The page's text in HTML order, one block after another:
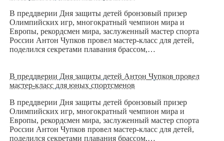
В преддверии Дня защиты детей бронзовый призер
Олимпийских игр, многократный чемпион мира и
Европы, рекордсмен мира, заслуженный мастер спорта
России Антон Чупков провел мастер-класс для детей,
поделился секретами плавания брассом,…
В преддверии Дня защиты детей Антон Чупков провел
мастер-класс для юных спортсменов
В преддверии Дня защиты детей бронзовый призер
Олимпийских игр, многократный чемпион мира и
Европы, рекордсмен мира, заслуженный мастер спорта
России Антон Чупков провел мастер-класс для детей,
поделился секретами плавания брассом,…